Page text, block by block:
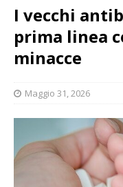
I vecchi
prima linea
minacce
Maggio 31, 2026